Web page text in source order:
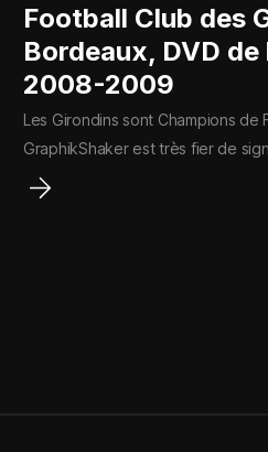
Football Club des
Bordeaux, DVD de
2008-2009
Les Girondins sont Champions de
GraphikShaker est très fier de